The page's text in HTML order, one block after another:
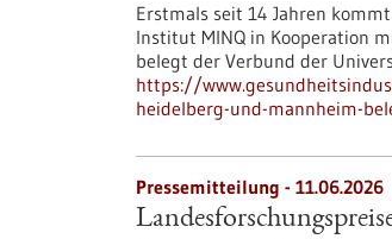
Erstmals seit 14 Jahren
Institut MINQ in Kooperation
belegt der Verbund der
https://
heidelberg-und-mannheim-
Pressemitteilung - 11.06.2026